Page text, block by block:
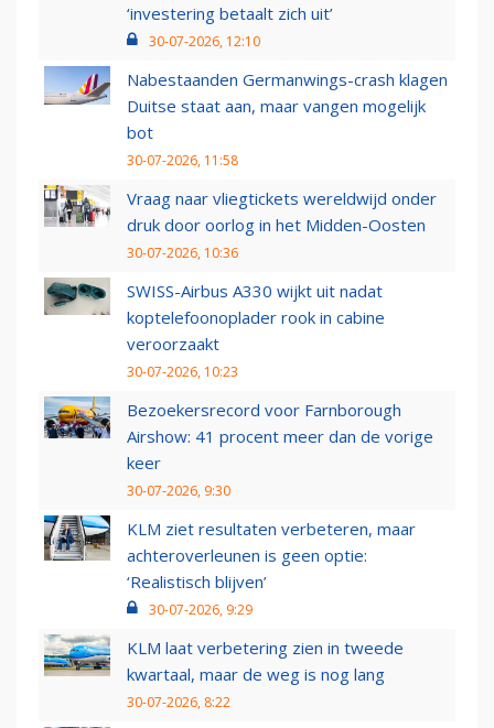
‘investering betaalt zich uit’
30-07-2026, 12:10
Nabestaanden Germanwings-crash klagen
Duitse staat aan, maar vangen mogelijk
bot
30-07-2026, 11:58
Vraag naar vliegtickets wereldwijd onder
druk door oorlog in het Midden-Oosten
30-07-2026, 10:36
SWISS-Airbus A330 wijkt uit nadat
koptelefoonoplader rook in cabine
veroorzaakt
30-07-2026, 10:23
Bezoekersrecord voor Farnborough
Airshow: 41 procent meer dan de vorige
keer
30-07-2026, 9:30
KLM ziet resultaten verbeteren, maar
achteroverleunen is geen optie:
‘Realistisch blijven’
30-07-2026, 9:29
KLM laat verbetering zien in tweede
kwartaal, maar de weg is nog lang
30-07-2026, 8:22